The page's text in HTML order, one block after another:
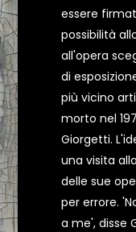
essere
possibilità
all'opera
di
più vicino
morto nel
Giorgetti.
una visita
delle sue
per errore.
a me', disse